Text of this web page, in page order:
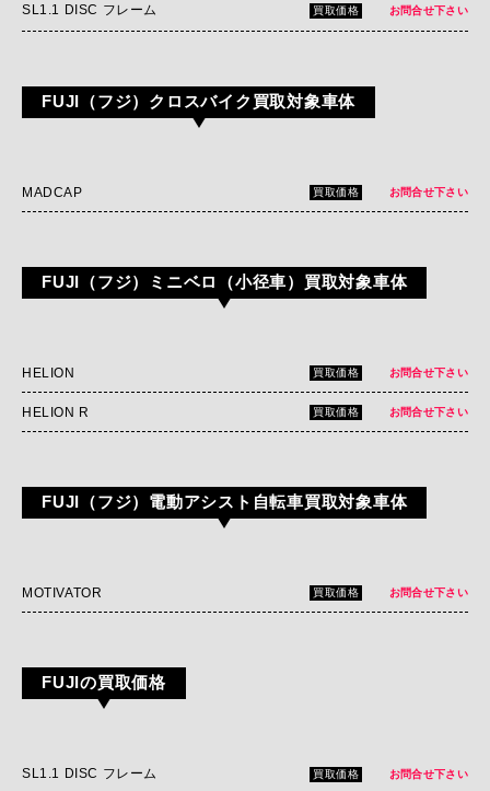
SL1.1 DISC フレーム 買取価格 お問合せ下さい
FUJI（フジ）クロスバイク買取対象車体
MADCAP 買取価格 お問合せ下さい
FUJI（フジ）ミニベロ（小径車）買取対象車体
HELION 買取価格 お問合せ下さい
HELION R 買取価格 お問合せ下さい
FUJI（フジ）電動アシスト自転車買取対象車体
MOTIVATOR 買取価格 お問合せ下さい
FUJIの買取価格
SL1.1 DISC フレーム 買取価格 お問合せ下さい